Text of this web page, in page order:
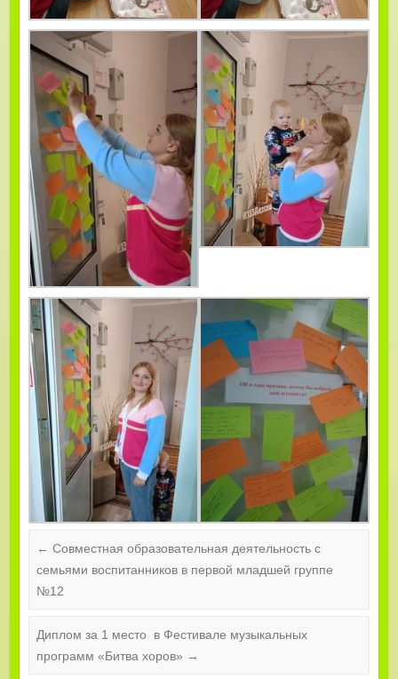
← Совместная образовательная деятельность с
семьями воспитанников в первой младшей группе
№12
Диплом за 1 место в Фестивале музыкальных
программ «Битва хоров» →